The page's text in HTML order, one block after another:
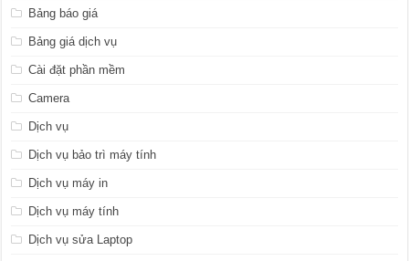
Bảng báo giá
Bảng giá dịch vụ
Cài đặt phần mềm
Camera
Dịch vụ
Dịch vụ bảo trì máy tính
Dịch vụ máy in
Dịch vụ máy tính
Dịch vụ sửa Laptop